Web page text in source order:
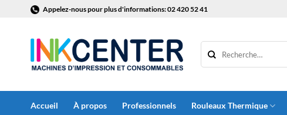
contenu
Appelez-nous pour plus d'informations: 02 420 52 41
Accueil À propos Professionnels Rouleaux Thermique